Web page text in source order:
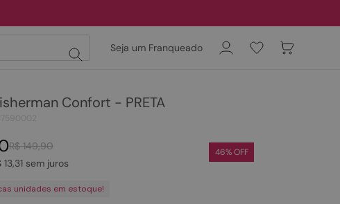
Seja um Franqueado
Confort - PRETA
R$ 149,90
13,31sem juros
46% OFF
unidades em estoque!